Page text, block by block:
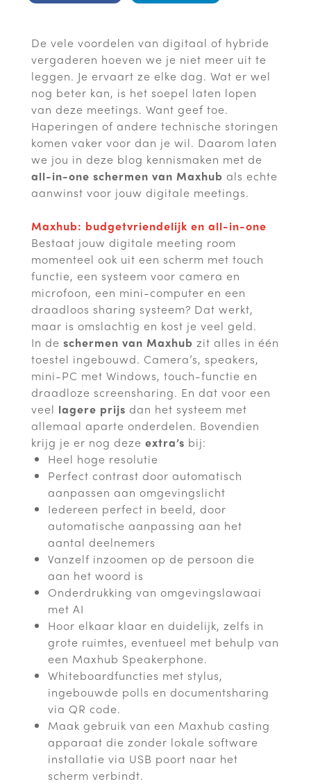
De vele voordelen van digitaal of hybride
vergaderen hoeven we je niet meer uit te
leggen. Je ervaart ze elke dag. Wat er wel
nog beter kan, is het soepel laten lopen
van deze meetings. Want geef toe.
Haperingen of andere technische storingen
komen vaker voor dan je wil. Daarom laten
we jou in deze blog kennismaken met de
all-in-one schermen van Maxhub als echte
aanwinst voor jouw digitale meetings.
Maxhub: budgetvriendelijk en all-in-one
Bestaat jouw digitale meeting room
momenteel ook uit een scherm met touch
functie, een systeem voor camera en
microfoon, een mini-computer en een
draadloos sharing systeem? Dat werkt,
maar is omslachtig en kost je veel geld.
In de schermen van Maxhub zit alles in één
toestel ingebouwd. Camera’s, speakers,
mini-PC met Windows, touch-functie en
draadloze screensharing. En dat voor een
veel lagere prijs dan het systeem met
allemaal aparte onderdelen. Bovendien
krijg je er nog deze extra’s bij:
Heel hoge resolutie
Perfect contrast door automatisch
aanpassen aan omgevingslicht
Iedereen perfect in beeld, door
automatische aanpassing aan het
aantal deelnemers
Vanzelf inzoomen op de persoon die
aan het woord is
Onderdrukking van omgevingslawaai
met AI
Hoor elkaar klaar en duidelijk, zelfs in
grote ruimtes, eventueel met behulp van
een Maxhub Speakerphone.
Whiteboardfuncties met stylus,
ingebouwde polls en documentsharing
via QR code.
Maak gebruik van een Maxhub casting
apparaat die zonder lokale software
installatie via USB poort naar het
scherm verbindt.